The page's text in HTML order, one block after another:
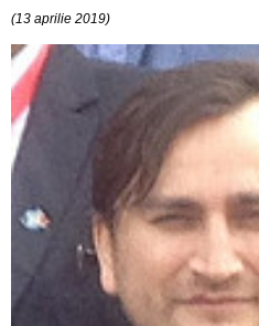
(13 aprilie 2019)